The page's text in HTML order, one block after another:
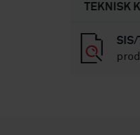
TEKNISK
SIS/